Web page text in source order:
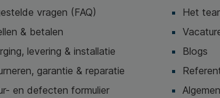
vragen (FAQ)
& betalen
levering & installatie
garantie & reparatie
en defecten formulier
Het
Blogs